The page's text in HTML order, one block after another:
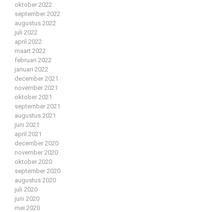
oktober 2022
september 2022
augustus 2022
juli 2022
april 2022
maart 2022
februari 2022
januari 2022
december 2021
november 2021
oktober 2021
september 2021
augustus 2021
juni 2021
april 2021
december 2020
november 2020
oktober 2020
september 2020
augustus 2020
juli 2020
juni 2020
mei 2020